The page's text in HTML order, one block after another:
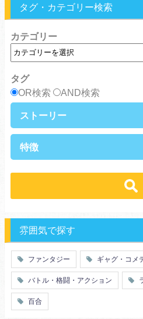
タグ・カテゴリー検索
カテゴリー
タグ
OR検索
AND検索
ストーリー
ラブストーリー
特徴
職業
特殊能力
百合
萌え系
仲間
オタク
ツンデレ
アラサー
雰囲気で探す
ファンタジー ギャグ・コメ
バトル・格闘・アクション
百合